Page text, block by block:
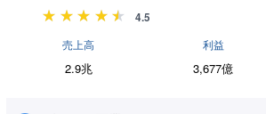
4.5
売上高
2.9兆
利益
3,677億